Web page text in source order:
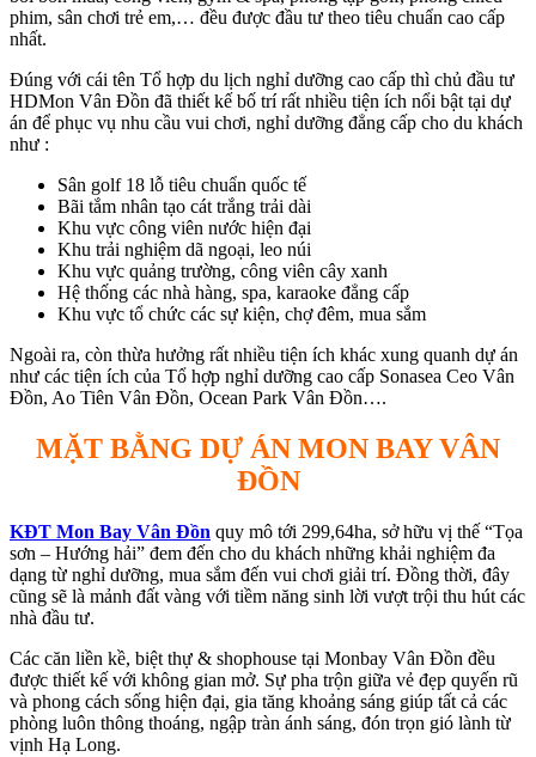
phim, sân chơi trẻ em,… đều được đầu tư theo tiêu chuẩn cao cấp
nhất.
Đúng với cái tên Tổ hợp du lịch nghỉ dưỡng cao cấp thì chủ đầu tư
HDMon Vân Đồn đã thiết kế bố trí rất nhiều tiện ích nổi bật tại dự
án để phục vụ nhu cầu vui chơi, nghỉ dưỡng đẳng cấp cho du khách
như :
Sân golf 18 lỗ tiêu chuẩn quốc tế
Bãi tắm nhân tạo cát trắng trải dài
Khu vực công viên nước hiện đại
Khu trải nghiệm dã ngoại, leo núi
Khu vực quảng trường, công viên cây xanh
Hệ thống các nhà hàng, spa, karaoke đẳng cấp
Khu vực tổ chức các sự kiện, chợ đêm, mua sắm
Ngoài ra, còn thừa hưởng rất nhiều tiện ích khác xung quanh dự án
như các tiện ích của Tổ hợp nghỉ dưỡng cao cấp Sonasea Ceo Vân
Đồn, Ao Tiên Vân Đồn, Ocean Park Vân Đồn….
MẶT BẰNG DỰ ÁN MON BAY VÂN
ĐỒN
KĐT Mon Bay Vân Đồn quy mô tới 299,64ha, sở hữu vị thế “Tọa
sơn – Hướng hải” đem đến cho du khách những khải nghiệm đa
dạng từ nghỉ dưỡng, mua sắm đến vui chơi giải trí. Đồng thời, đây
cũng sẽ là mảnh đất vàng với tiềm năng sinh lời vượt trội thu hút các
nhà đầu tư.
Các căn liền kề, biệt thự & shophouse tại Monbay Vân Đồn đều
được thiết kế với không gian mở. Sự pha trộn giữa vẻ đẹp quyến rũ
và phong cách sống hiện đại, gia tăng khoảng sáng giúp tất cả các
phòng luôn thông thoáng, ngập tràn ánh sáng, đón trọn gió lành từ
vịnh Hạ Long.